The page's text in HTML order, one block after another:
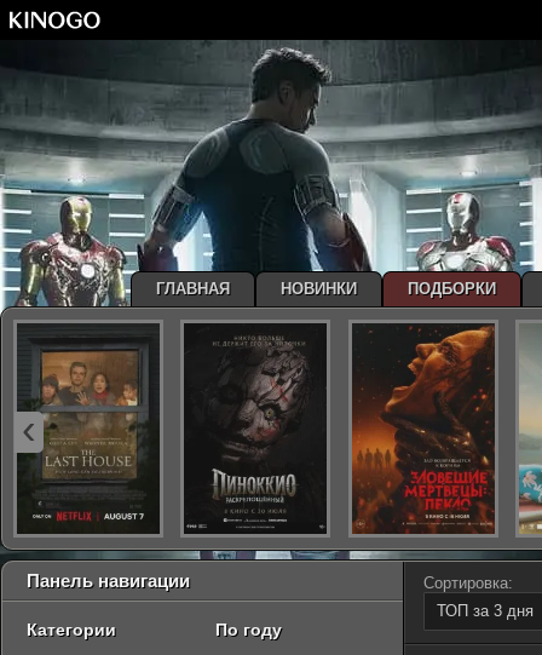
Сортировка:
ТОП за 3 дня
Панель навигации
Категории По году
ГЛАВНАЯ НОВИНКИ ПОДБОРКИ
‹